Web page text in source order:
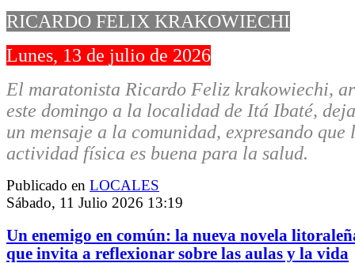
RICARDO FELIX KRAKOWIECHI
Lunes, 13 de julio de 2026
El maratonista Ricardo Feliz krakowiechi,
este domingo a la localidad de Itá Ibaté,
un mensaje a la comunidad, expresando que
actividad física es buena para la salud.
Publicado en LOCALES
Sábado, 11 Julio 2026 13:19
Un enemigo en común: la nueva novela
que invita a reflexionar sobre las aulas y la vida